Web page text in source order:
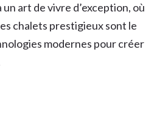
art de vivre d’exception, où
chalets prestigieux sont le
modernes pour créer